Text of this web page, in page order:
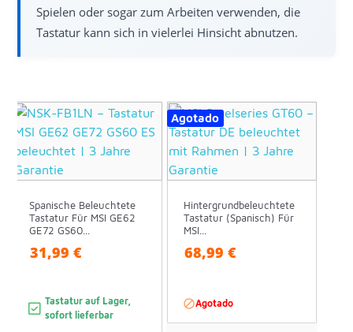
Spielen oder sogar zum Arbeiten verwenden, die
Tastatur kann sich in vielerlei Hinsicht abnutzen.
Spanische Beleuchtete
Tastatur Für MSI GE62
GE72 GS60...
31,99 €
Tastatur auf Lager,
sofort lieferbar
Hintergrundbeleuchtete
Tastatur (Spanisch) Für
MSI...
68,99 €
Agotado
Agotado